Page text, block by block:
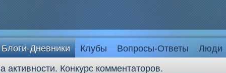
Блоги-Дневники Клубы Вопросы-Ответы Люди
активности. Конкурс комментаторов.